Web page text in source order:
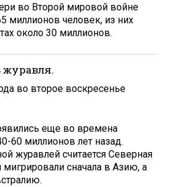
во Второй мировой войне
миллионов человек, из них
около 30 миллионов.
во второе воскресенье
еще во времена
60 миллионов лет назад.
журавлей считается Северная
сначала в Азию, а